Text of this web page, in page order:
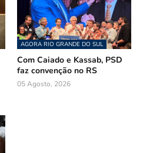
AGORA RIO GRANDE DO SUL
Com Caiado e Kassab, PSD
faz convenção no RS
05 Agosto, 2026